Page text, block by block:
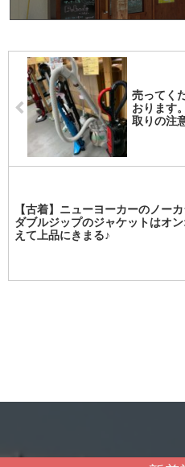
売ってく
おります
取りの注
【古着】ニューヨーカーのノー
ダブルジップのジャケットはオ
えて上品にきまる♪